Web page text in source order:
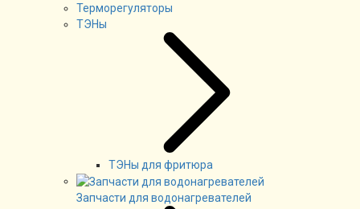
Терморегуляторы
ТЭНы
ТЭНы для фритюра
Запчасти для водонагревателей